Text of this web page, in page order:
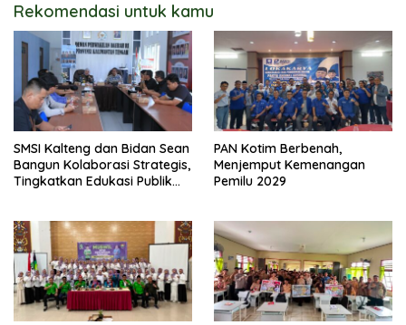
Rekomendasi untuk kamu
SMSI Kalteng dan Bidan Sean
Bangun Kolaborasi Strategis,
Tingkatkan Edukasi Publik
PAN Kotim Berbenah,
Menjemput Kemenangan
Pemilu 2029